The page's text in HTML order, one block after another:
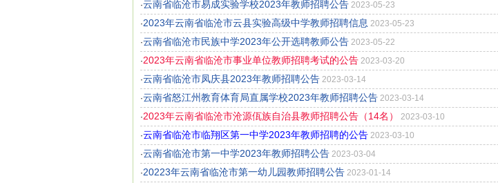
·云南省临沧市易成实验学校2023年教师招聘公告 2023-05-23
·2023年云南省临沧市云县实验高级中学教师招聘信息 2023-05-23
·云南省临沧市民族中学2023年公开选聘教师公告 2023-05-22
·2023年云南省临沧市事业单位教师招聘考试的公告 2023-03-20
·云南省临沧市凤庆县2023年教师招聘公告 2023-03-14
·云南省怒江州教育体育局直属学校2023年教师招聘公告 2023-03-14
·2023年云南省临沧市沧源佤族自治县教师招聘公告（14名）
2023-03-10
·云南省临沧市临翔区第一中学2023年教师招聘的公告 2023-03-10
·云南省临沧市第一中学2023年教师招聘公告 2023-03-04
·20223年云南省临沧市第一幼儿园教师招聘公告 2023-01-14